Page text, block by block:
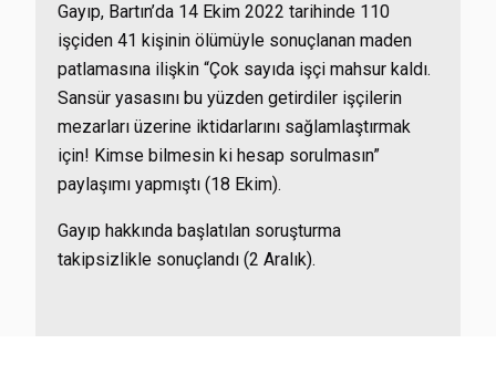
Gayıp, Bartın’da 14 Ekim 2022 tarihinde 110
işçiden 41 kişinin ölümüyle sonuçlanan maden
patlamasına ilişkin “Çok sayıda işçi mahsur kaldı.
Sansür yasasını bu yüzden getirdiler işçilerin
mezarları üzerine iktidarlarını sağlamlaştırmak
için! Kimse bilmesin ki hesap sorulmasın”
paylaşımı yapmıştı (18 Ekim).
Gayıp hakkında başlatılan soruşturma
takipsizlikle sonuçlandı (2 Aralık).